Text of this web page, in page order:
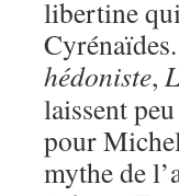
libertine
hédoniste,
laissent
pour
mythe de